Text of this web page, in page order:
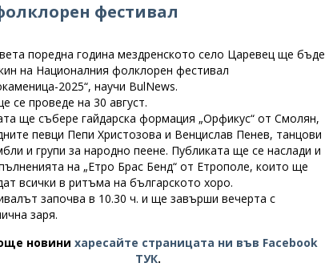
фестивал
поредна година мездренското село Царевец ще бъде
на Националния фолклорен фестивал
2025“, научи BulNews.
се проведе на 30 август.
ще събере гайдарска формация „Орфикус“ от Смолян,
певци Пепи Христозова и Венцислав Пенев, танцови
и групи за народно пеене. Публиката ще се наслади и
на „Етро Брас Бенд“ от Етрополе, които ще
всички в ритъма на българското хоро.
започва в 10.30 ч. и ще завърши вечерта с
заря.
новини харесайте страницата ни във Facebook
ТУК.